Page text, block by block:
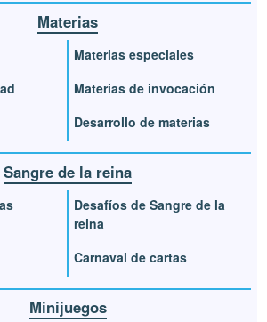
Materias
Materias especiales
Materias de invocación
Desarrollo de materias
Sangre de la reina
Desafíos de Sangre de la
reina
Carnaval de cartas
Minijuegos